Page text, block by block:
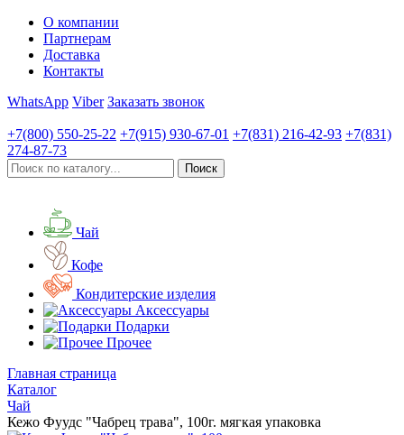
О компании
Партнерам
Доставка
Контакты
WhatsApp Viber Заказать звонок
+7(800) 550-25-22 +7(915) 930-67-01 +7(831) 216-42-93 +7(831)
274-87-73
Чай
Кофе
Кондитерские изделия
Аксессуары
Подарки
Прочее
Главная страница
Каталог
Чай
Кежо Фуудс "Чабрец трава", 100г. мягкая упаковка